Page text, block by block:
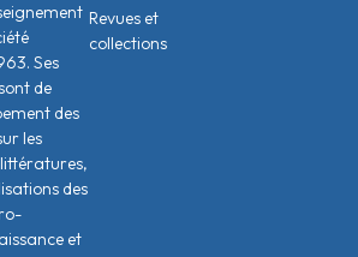
Revues et
collections
Ses
de
des
les
des
et